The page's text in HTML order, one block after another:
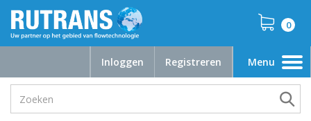
0
Inloggen Registreren
Toggle
navigation
Menu